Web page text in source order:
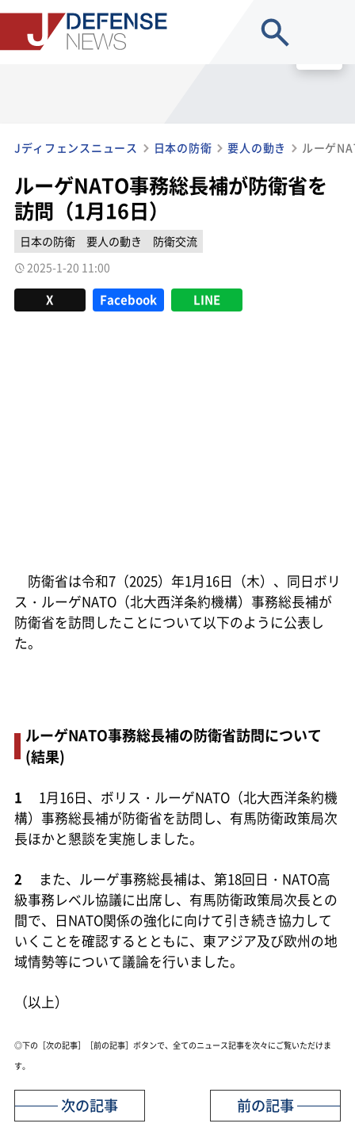
Jディフェンスニュース 日本の防衛 要人の動き ルーゲ
ルーゲNATO事務総長補が防衛省を
訪問（1月16日）
日本の防衛 要人の動き
防衛交流
2025-1-20 11:00
X Facebook LINE
防衛省は令和7（2025）年1月16日（木）、同日ボリ
ス・ルーゲNATO（北大西洋条約機構）事務総長補が
防衛省を訪問したことについて以下のように公表し
た。
ルーゲNATO事務総長補の防衛省訪問について
(結果)
1
1月16日、ボリス・ルーゲNATO（北大西洋条約機
構）事務総長補が防衛省を訪問し、有馬防衛政策局次
長ほかと懇談を実施しました。
2
また、ルーゲ事務総長補は、第18回日・NATO高
級事務レベル協議に出席し、有馬防衛政策局次長との
間で、日NATO関係の強化に向けて引き続き協力して
いくことを確認するとともに、東アジア及び欧州の地
域情勢等について議論を行いました。
（以上）
◎下の［次の記事］［前の記事］ボタンで、全てのニュース記事を次々にご覧いただけま
す。
前の記事
次の記事